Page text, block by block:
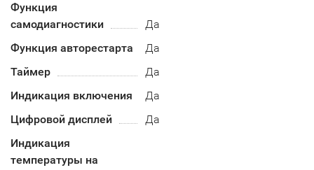
Функция
самодиагностики
Да
Функция авторестарта
Да
Таймер
Да
Индикация включения
Да
Цифровой дисплей
Да
Индикация
температуры на